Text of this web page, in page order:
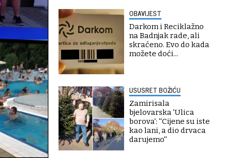
OBAVIJEST
Darkom i Reciklažno
na Badnjak rade, ali
skraćeno. Evo do kada
možete doći...
USUSRET BOŽIĆU
Zamirisala
bjelovarska 'Ulica
borova': ''Cijene su iste
kao lani, a dio drvaca
darujemo''